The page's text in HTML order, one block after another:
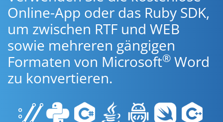
Online-App oder das Ruby SDK,
um zwischen RTF und WEB
sowie mehreren gängigen
Formaten von Microsoft® Word
zu konvertieren.